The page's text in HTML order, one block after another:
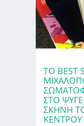
ΤΟ BEST
ΣΤΟ
ΣΚΗΝΉ
ΚΈΝΤΡΟΥ